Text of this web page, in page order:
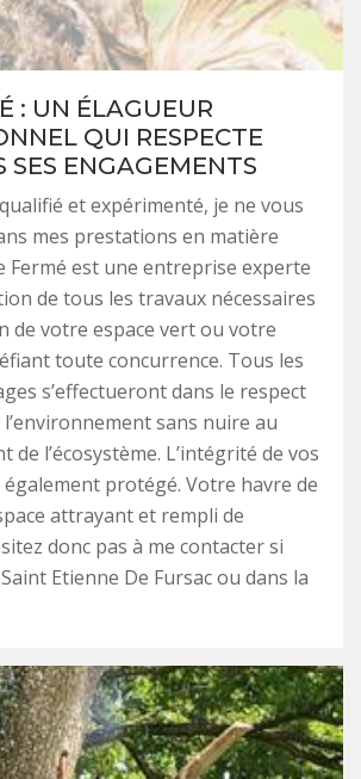
: UN ÉLAGUEUR
QUI RESPECTE
SES ENGAGEMENTS
et expérimenté, je ne vous
mes prestations en matière
Fermé est une entreprise experte
de tous les travaux nécessaires
de votre espace vert ou votre
toute concurrence. Tous les
s’effectueront dans le respect
sans nuire au
l’écosystème. L’intégrité de vos
protégé. Votre havre de
attrayant et rempli de
donc pas à me contacter si
Etienne De Fursac ou dans la